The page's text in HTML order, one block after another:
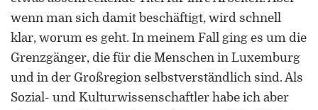
wenn man sich damit beschäftigt, wird schnell
klar, worum es geht. In meinem Fall ging es um die
Grenzgänger, die für die Menschen in Luxemburg
und in der Großregion selbstverständlich sind. Als
Sozial- und Kulturwissenschaftler habe ich aber